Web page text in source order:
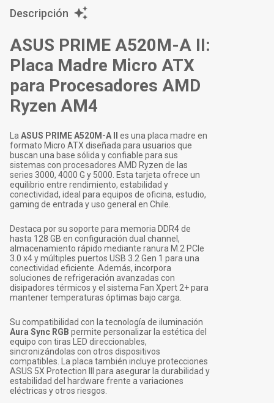
Descripción
ASUS PRIME A520M-A II:
Placa Madre Micro ATX
para Procesadores AMD
Ryzen AM4
La ASUS PRIME A520M-A II
es una placa madre en
formato Micro ATX diseñada para usuarios que
buscan una base sólida y confiable para sus
sistemas con procesadores AMD Ryzen de las
series 3000, 4000 G y 5000. Esta tarjeta ofrece un
equilibrio entre rendimiento, estabilidad y
conectividad, ideal para equipos de oficina, estudio,
gaming de entrada y uso general en Chile.
Destaca por su soporte para memoria DDR4 de
hasta 128 GB en configuración dual channel,
almacenamiento rápido mediante ranura M.2 PCIe
3.0 x4 y múltiples puertos USB 3.2 Gen 1 para una
conectividad eficiente. Además, incorpora
soluciones de refrigeración avanzadas con
disipadores térmicos y el sistema Fan Xpert 2+ para
mantener temperaturas óptimas bajo carga.
Su compatibilidad con la tecnología de iluminación
Aura Sync RGB permite personalizar la estética del
equipo con tiras LED direccionables,
sincronizándolas con otros dispositivos
compatibles. La placa también incluye protecciones
ASUS 5X Protection III para asegurar la durabilidad y
estabilidad del hardware frente a variaciones
eléctricas y otros riesgos.